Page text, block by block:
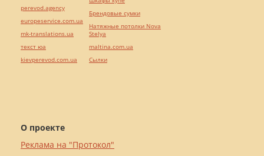
О проекте
Реклама на "Протокол"
perevod.agency
europeservice.com.ua
mk-translations.ua
текст юа
kievperevod.com.ua
Брендовые сумки
Натяжные потолки Nova
Stelya
maltina.com.ua
Cылки